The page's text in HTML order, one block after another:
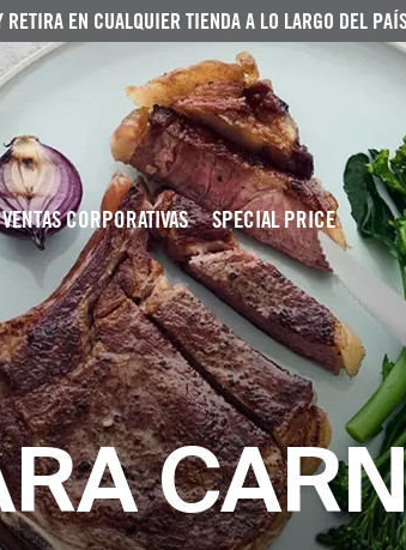
RETIRA EN CUALQUIER TIENDA A LO LARGO DEL
VENTAS CORPORATIVAS SPECIAL PRICE